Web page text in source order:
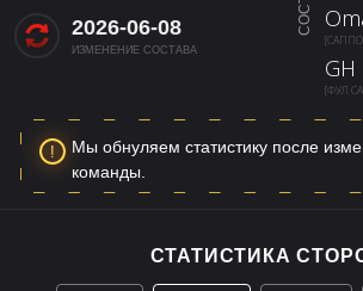
2026-06-08
ИЗМЕНЕНИЕ СОСТАВА
GH
[ФУЛ
Мы обнуляем статистику после
команды.
СТАТИСТИКА